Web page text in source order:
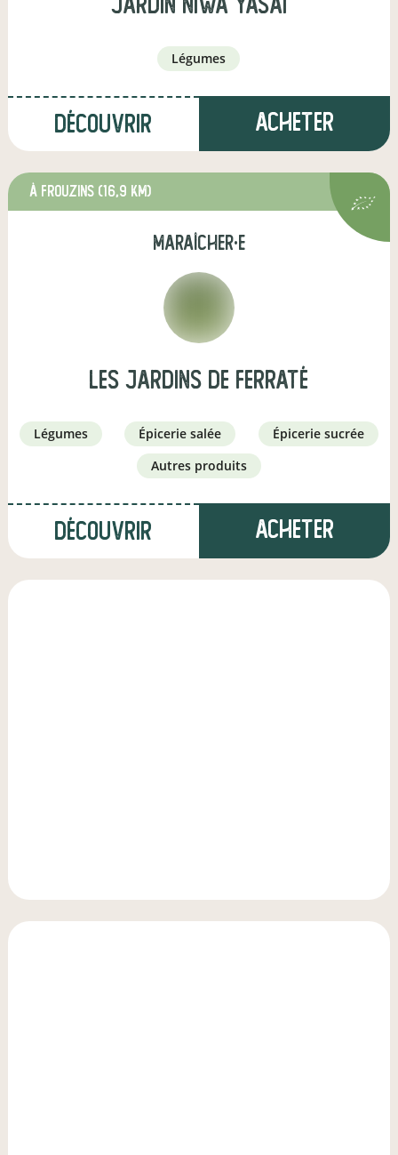
légumes
Découvrir Acheter
à FROUZINS (16,9 km)
maraîcher·e
Les Jardins de Ferraté
légumes épicerie salée
épicerie sucrée
autres produits
Découvrir Acheter